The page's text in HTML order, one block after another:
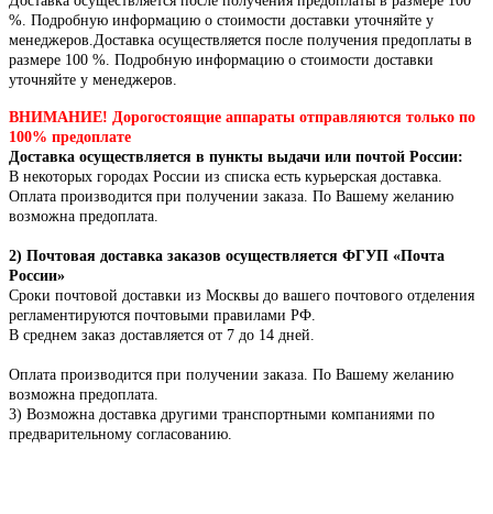
%. Подробную информацию о стоимости доставки уточняйте у
менеджеров.Доставка осуществляется после получения предоплаты в
размере 100 %. Подробную информацию о стоимости доставки
уточняйте у менеджеров.
ВНИМАНИЕ! Дорогостоящие аппараты отправляются только по
100% предоплате
Доставка осуществляется в пункты выдачи или почтой России:
В некоторых городах России из списка есть курьерская доставка.
Оплата производится при получении заказа. По Вашему желанию
возможна предоплата.
2) Почтовая доставка заказов осуществляется ФГУП «Почта
России»
Сроки почтовой доставки из Москвы до вашего почтового отделения
регламентируются почтовыми правилами РФ.
В среднем заказ доставляется от 7 до 14 дней.
Оплата производится при получении заказа. По Вашему желанию
возможна предоплата.
3) Возможна доставка другими транспортными компаниями по
предварительному согласованию.